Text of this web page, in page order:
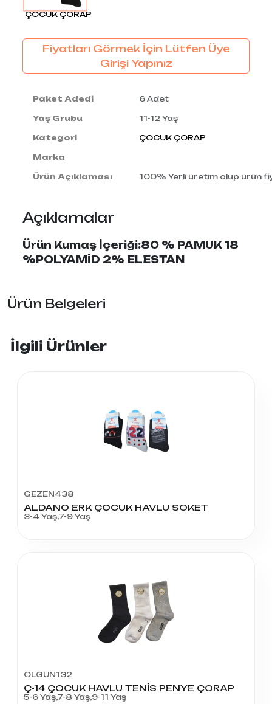
ÇOCUK ÇORAP
Fiyatları Görmek İçin Lütfen Üye
Girişi Yapınız
Paket Adedi 6 Adet
Yaş Grubu 11-12 Yaş
Kategori ÇOCUK ÇORAP
Marka
Ürün Açıklaması 100% Yerli üretim olup ürün
Açıklamalar
Ürün Kumaş İçeriği:80 % PAMUK 18
%POLYAMİD 2% ELESTAN
Ürün Belgeleri
İlgili Ürünler
GEZEN438
ALDANO ERK ÇOCUK HAVLU SOKET
3-4 Yaş,7-9 Yaş
OLGUN132
Ç-14 ÇOCUK HAVLU TENİS PENYE ÇORAP
5-6 Yaş,7-8 Yaş,9-11 Yaş